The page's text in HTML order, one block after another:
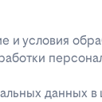
и условия
данных